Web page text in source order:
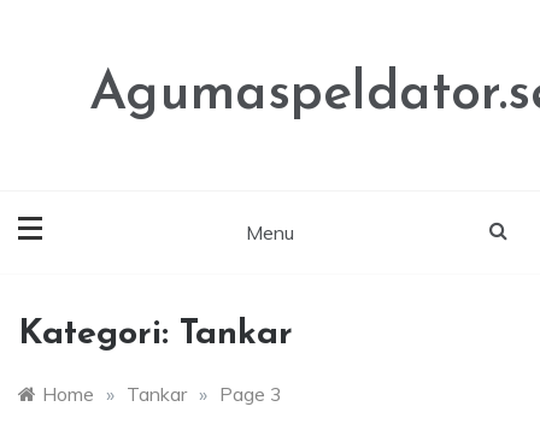
Menu
Kategori: Tankar
Home » Tankar » Page 3